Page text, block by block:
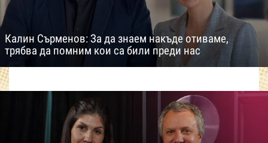
Калин Сърменов: За да знаем накъде отиваме,
трябва да помним кои са били преди нас